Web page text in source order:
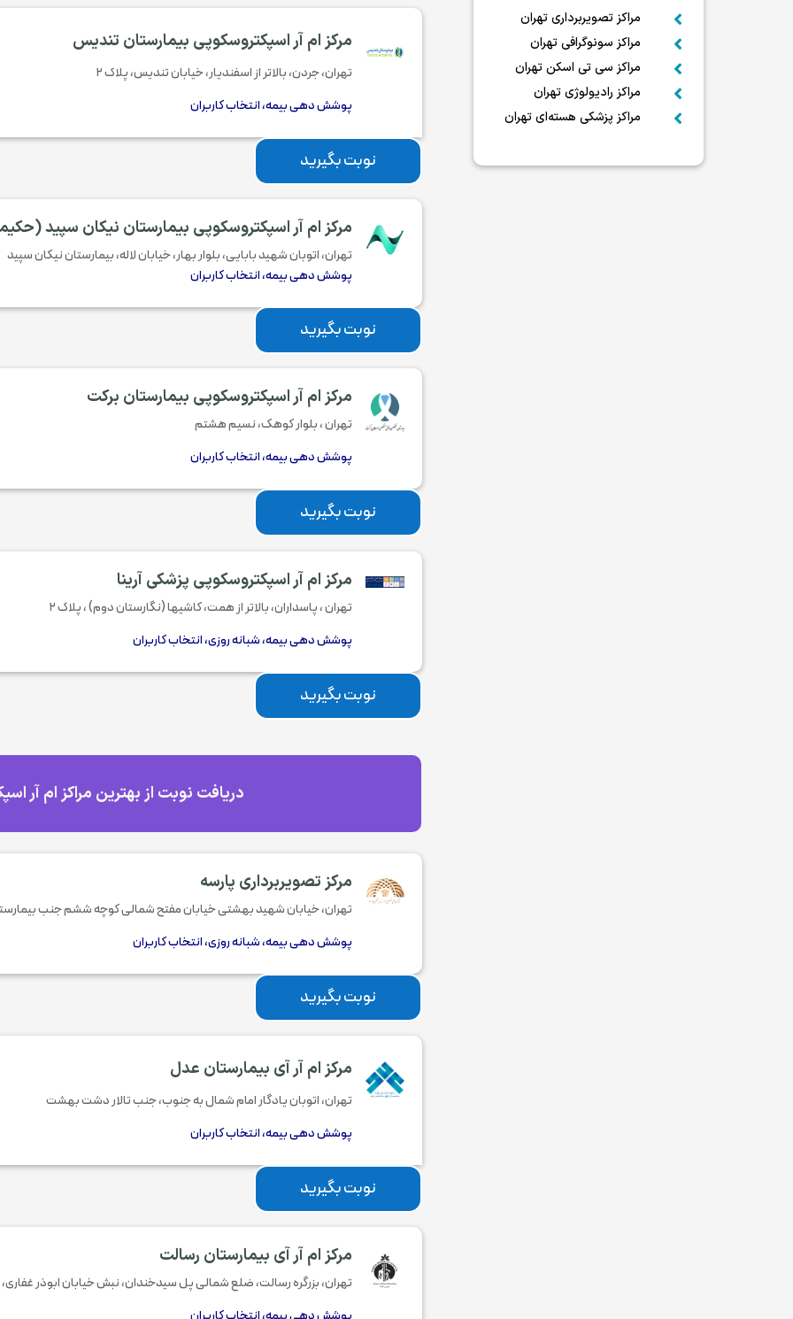
مرکز ام آر اسپکتروسکوپی بیمارستان تندیس
تهران، جردن، بالاتر از اسفندیار، خیابان تندیس، پلاک ۲
پوشش دهی بیمه، انتخاب کاربران
نوبت بگیرید
مرکز ام آر اسپکتروسکوپی بیمارستان نیکان سپید
تهران، اتوبان شهید بابایی، بلوار بهار، خیابان لاله، بیمارستان نیکان سپید
پوشش دهی بیمه، انتخاب کاربران
نوبت بگیرید
مرکز ام آر اسپکتروسکوپی بیمارستان برکت
تهران ، بلوار کوهک، نسیم هشتم
پوشش دهی بیمه، انتخاب کاربران
نوبت بگیرید
مرکز ام آر اسپکتروسکوپی پزشکی آرینا
تهران ، پاسداران، بالاتر از همت، کاشیها (نگارستان دوم) ، پلاک ۲
پوشش دهی بیمه، شبانه روزی، انتخاب کاربران
نوبت بگیرید
دریافت نوبت از بهترین مراکز ام آر
مرکز تصویربرداری پارسه
تهران، خیابان شهید بهشتی خیابان مفتح شمالی کوچه ششم جنب
پوشش دهی بیمه، شبانه روزی، انتخاب کاربران
نوبت بگیرید
مرکز ام آر آی بیمارستان عدل
تهران، اتوبان یادگار امام شمال به جنوب، جنب تالار دشت بهشت
پوشش دهی بیمه، انتخاب کاربران
نوبت بگیرید
مرکز ام آر آی بیمارستان رسالت
تهران،بزرگره رسالت، ضلع شمالی پل سیدخندان، نبش خیابان ابوذر

مراکز تصویربرداری تهران

مراکز سونوگرافی تهران

مراکز سی تی اسکن تهران

مراکز رادیولوژی تهران

مراکز پزشکی هسته‌ای تهران